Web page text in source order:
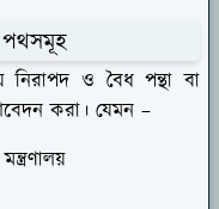
পথসমূহ
নিরাপদ ও বৈধ পন্থা বা
করা। যেমন –